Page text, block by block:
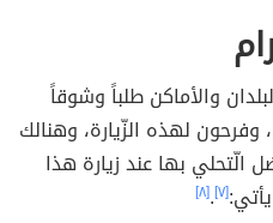
والأماكن طلباً وشوقاً
وفرحون لهذه الزّيارة، وهنالك
الّتحلي بها عند زيارة هذا
[٧] .[٨]